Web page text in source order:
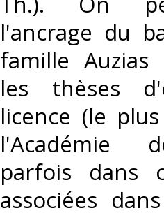
l'ancrage du
famille
les thèses
licence (le
l'Académie
parfois dans
associées